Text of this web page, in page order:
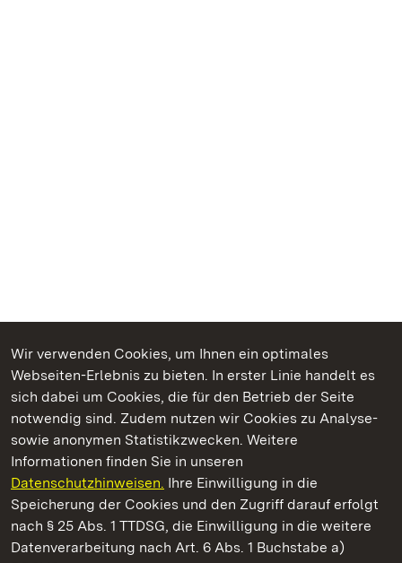
Wir verwenden Cookies, um Ihnen ein optimales
Webseiten-Erlebnis zu bieten. In erster Linie handelt es
sich dabei um Cookies, die für den Betrieb der Seite
notwendig sind. Zudem nutzen wir Cookies zu Analyse-
sowie anonymen Statistikzwecken. Weitere
Informationen finden Sie in unseren
Datenschutzhinweisen. Ihre Einwilligung in die
Speicherung der Cookies und den Zugriff darauf erfolgt
nach § 25 Abs. 1 TTDSG, die Einwilligung in die weitere
Datenverarbeitung nach Art. 6 Abs. 1 Buchstabe a)
Kommen. Staunen. Genießen.
Kloster Maulbronn
Staatliche Schlösser und Gärten Baden-Württemberg